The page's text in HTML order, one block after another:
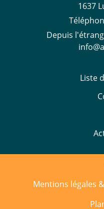
1637
Depuis
Liste
Mentions légales